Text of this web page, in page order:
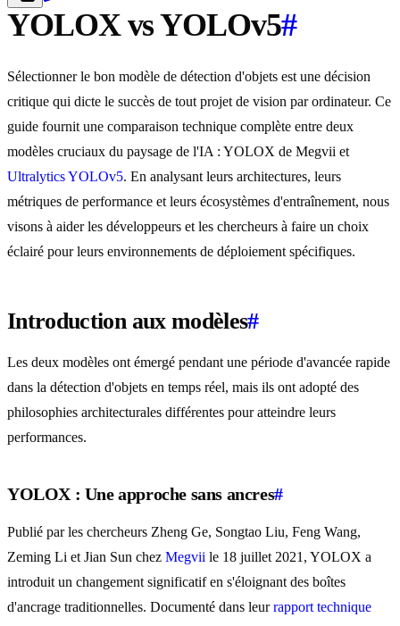
YOLOX vs YOLOv5#
Sélectionner le bon modèle de détection d'objets est une décision
critique qui dicte le succès de tout projet de vision par ordinateur. Ce
guide fournit une comparaison technique complète entre deux
modèles cruciaux du paysage de l'IA : YOLOX de Megvii et
Ultralytics YOLOv5. En analysant leurs architectures, leurs
métriques de performance et leurs écosystèmes d'entraînement, nous
visons à aider les développeurs et les chercheurs à faire un choix
éclairé pour leurs environnements de déploiement spécifiques.
Introduction aux modèles#
Les deux modèles ont émergé pendant une période d'avancée rapide
dans la détection d'objets en temps réel, mais ils ont adopté des
philosophies architecturales différentes pour atteindre leurs
performances.
YOLOX : Une approche sans ancres#
Publié par les chercheurs Zheng Ge, Songtao Liu, Feng Wang,
Zeming Li et Jian Sun chez Megvii le 18 juillet 2021, YOLOX a
introduit un changement significatif en s'éloignant des boîtes
d'ancrage traditionnelles. Documenté dans leurrapport technique